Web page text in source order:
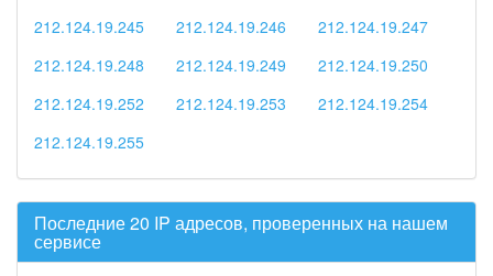
212.124.19.245
212.124.19.246
212.124.19.247
212.124.19.248
212.124.19.249
212.124.19.250
212.124.19.252
212.124.19.253
212.124.19.254
212.124.19.255
Последние 20 IP адресов, проверенных на нашем
сервисе